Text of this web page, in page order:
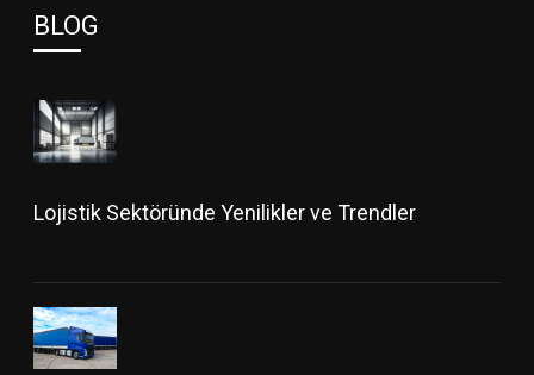
BLOG
Lojistik Sektöründe Yenilikler ve Trendler